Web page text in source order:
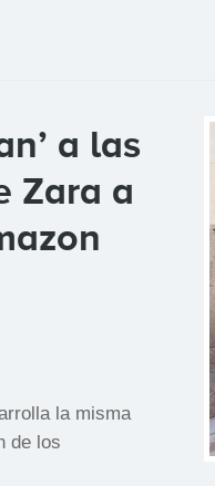
a las
Zara a
la misma
de los